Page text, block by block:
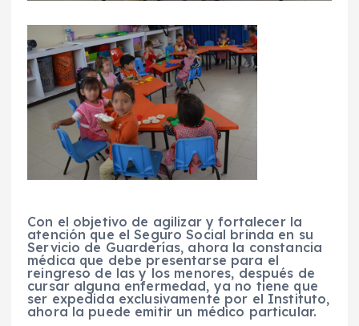
Con el objetivo de agilizar y fortalecer la
atención que el Seguro Social brinda en su
Servicio de Guarderías, ahora la constancia
médica que debe presentarse para el
reingreso de las y los menores, después de
cursar alguna enfermedad, ya no tiene que
ser expedida exclusivamente por el Instituto,
ahora la puede emitir un médico particular.